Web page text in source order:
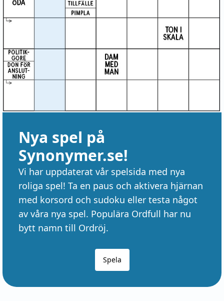
Nya spel på
Synonymer.se!
Vi har uppdaterat vår spelsida med nya
roliga spel! Ta en paus och aktivera hjärnan
med korsord och sudoku eller testa något
av våra nya spel. Populära Ordfull har nu
bytt namn till Ordröj.
Spela